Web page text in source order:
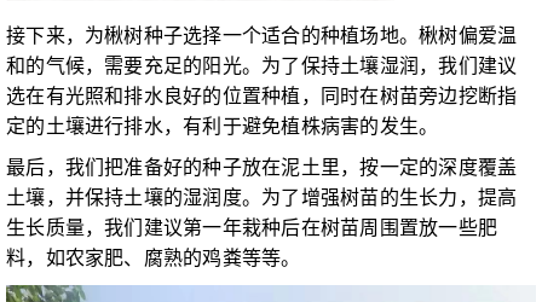
接下来，为楸树种子选择一个适合的种植场地。楸树偏爱温
和的气候，需要充足的阳光。为了保持土壤湿润，我们建议
选在有光照和排水良好的位置种植，同时在树苗旁边挖断指
定的土壤进行排水，有利于避免植株病害的发生。
最后，我们把准备好的种子放在泥土里，按一定的深度覆盖
土壤，并保持土壤的湿润度。为了增强树苗的生长力，提高
生长质量，我们建议第一年栽种后在树苗周围置放一些肥
料，如农家肥、腐熟的鸡粪等等。